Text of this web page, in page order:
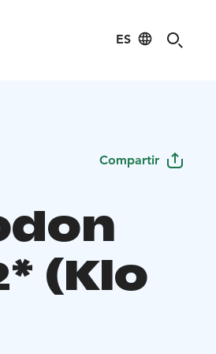
ES
Compartir
(Klo